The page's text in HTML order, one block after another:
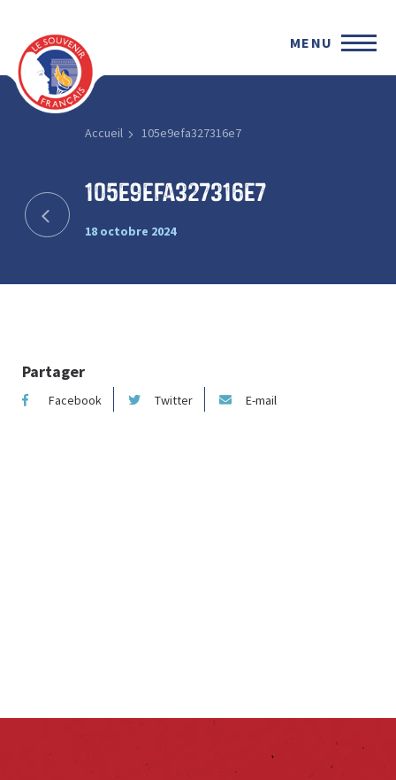
MENU
Accueil 105e9efa327316e7
105e9efa327316e7
18 octobre 2024
Partager
Facebook Twitter E-mail